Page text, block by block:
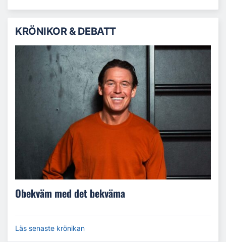
KRÖNIKOR & DEBATT
Obekväm med det bekväma
Läs senaste krönikan